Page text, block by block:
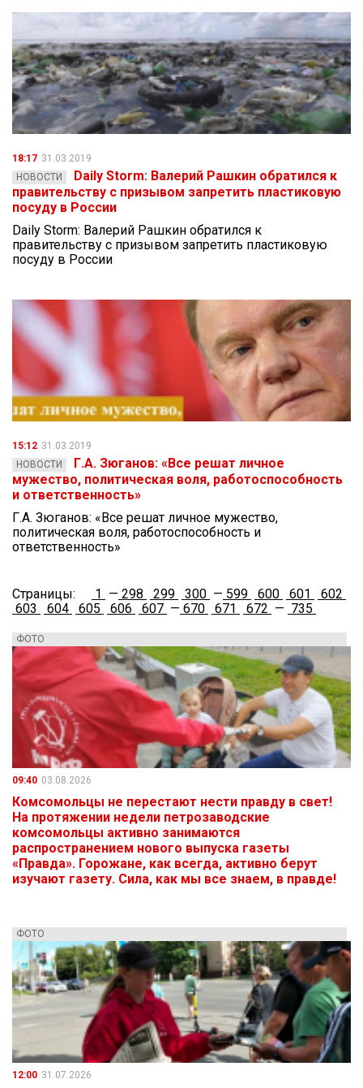
18:17 31.03.2019
НОВОСТИ
Daily Storm: Валерий Рашкин обратился к
правительству с призывом запретить пластиковую
посуду в России
Daily Storm: Валерий Рашкин обратился к
правительству с призывом запретить пластиковую
посуду в России
15:12 31.03.2019
НОВОСТИ
Г.А. Зюганов: «Все решат личное
мужество, политическая воля, работоспособность
и ответственность»
Г.А. Зюганов: «Все решат личное мужество,
политическая воля, работоспособность и
ответственность»
Страницы: 1 — 298 299 300 — 599 600 601
602
603
604 605 606 607 — 670 671 672 — 735
ФОТО
09:40 03.08.2026
Комсомольцы не перестают нести правду в свет!
На протяжении недели петрозаводские
комсомольцы активно занимаются
распространением нового выпуска газеты
«Правда». Горожане, как всегда, активно берут
изучают газету. Сила, как мы все знаем, в правде!
ФОТО
12:00 31.07.2026